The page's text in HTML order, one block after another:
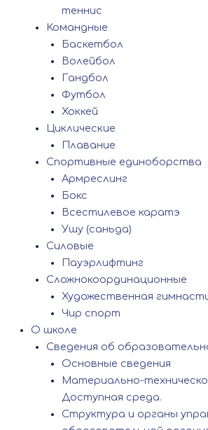
теннис
Командные
Баскетбол
Волейбол
Гандбол
Футбол
Хоккей
Циклические
Плавание
Спортивные единоборства
Армреслинг
Бокс
Всестилевое каратэ
Ушу (саньда)
Силовые
Пауэрлифтинг
Сложнокоординационные
Художественная
Чир спорт
О школе
Сведения об
Основные сведения
Материально-
Доступная среда.
Структура и органы